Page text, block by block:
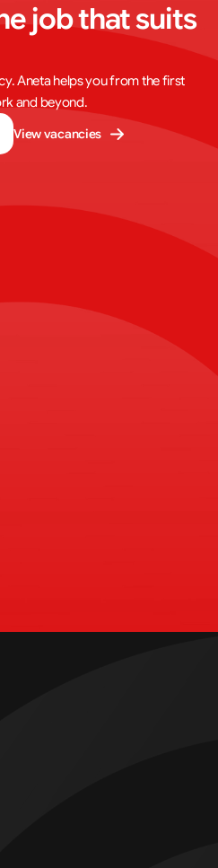
job that suits
Aneta helps you from the first
and beyond.
View vacancies